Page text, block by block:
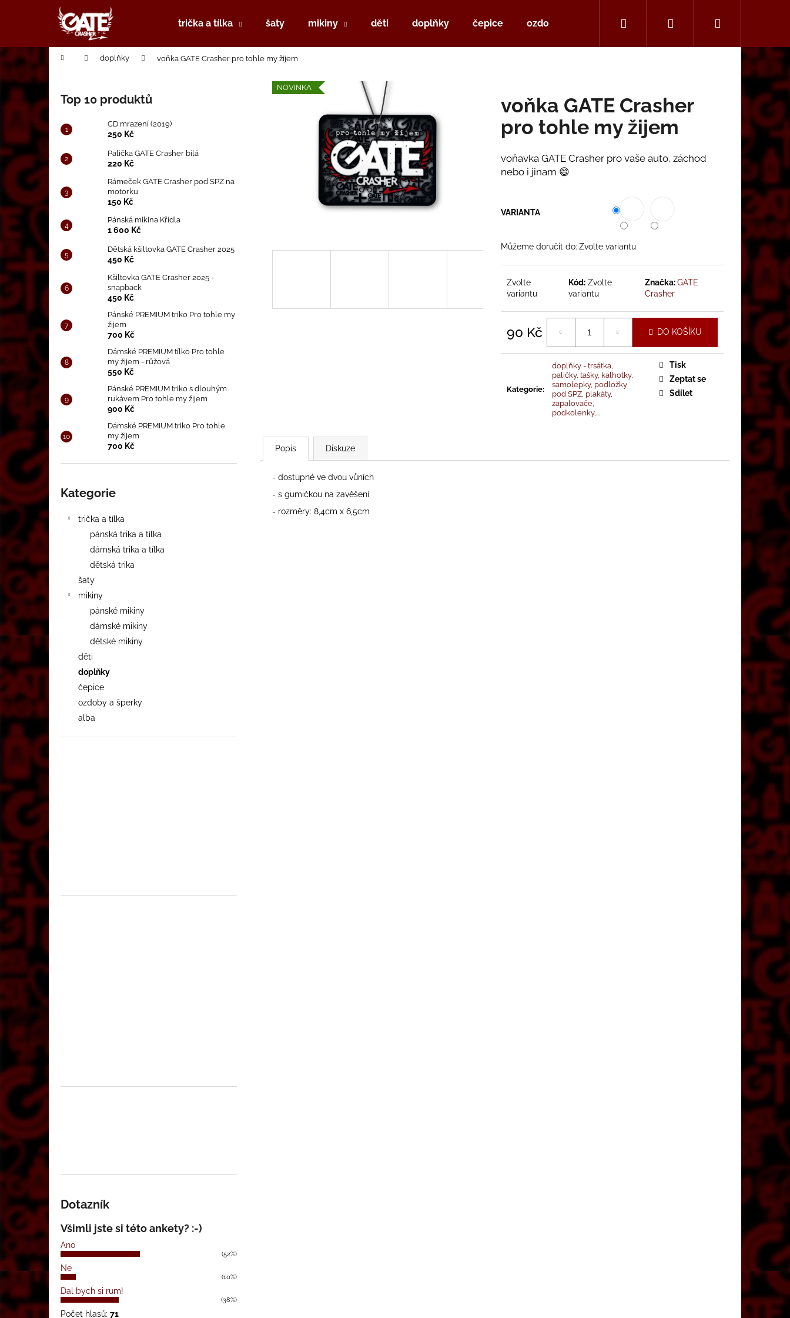
trička a tílka šaty mikiny děti doplňky čepice ozdoby a šperky alba
Hledat PřihlášeníNákupní
Domů doplňky voňka GATE Crasher pro tohle my žijem
s
t
r
n
í
p
n
e
l
Top 10 produktů
CD mrazení (2019)
250 Kč
Palička GATE Crasher bílá
220 Kč
Rámeček GATE Crasher pod SPZ na
motorku
150 Kč
Pánská mikina Křídla
1 600 Kč
Dětská kšiltovka GATE Crasher 2025
450 Kč
Kšiltovka GATE Crasher 2025 -
snapback
450 Kč
Pánské PREMIUM triko Pro tohle my
žijem
700 Kč
Dámské PREMIUM tílko Pro tohle
my žijem - růžová
550 Kč
Pánské PREMIUM triko s dlouhým
rukávem Pro tohle my žijem
900 Kč
Dámské PREMIUM triko Pro tohle
my žijem
700 Kč
kategorie
Kategorie
trička a tílka
pánská trika a tílka
dámská trika a tílka
dětská trika
šaty
mikiny
pánské mikiny
dámské mikiny
dětské mikiny
děti
doplňky
čepice
ozdoby a šperky
alba
Dotazník
Všimli jste si této ankety? :-)
Ano
(52%)
Ne
(10%)
Dal bych si rum!
(38%)
Počet hlasů: 71
voňka GATE Crasher
pro tohle my žijem
voňavka GATE Crasher pro vaše auto, záchod
nebo i jinam 😄
VARIANTA
Můžeme doručit do: Zvolte variantu
Zvolte
variantu
Kód: Zvolte
variantu
Značka:GATE
Crasher
90 Kč
cena:
DO KOŠÍKU
Kategorie:
doplňky - trsátka,
paličky, tašky, kalhotky,
samolepky, podložky
pod SPZ, plakáty,
zapalovače,
podkolenky,...
Tisk
Zeptat se
Sdílet
NOVINKA
Popis Diskuze
- dostupné ve dvou vůních
- s gumičkou na zavěšení
- rozměry: 8,4cm x 6,5cm
í
Zpět
do
obchodu
Zpět
do
obchodu
Co potřebujete najít?
Doporučujeme
CD MRAZENÍ (2019)
250 Kč
RÁMEČEK GATE CRASHER POD SPZ
NA MOTORKU